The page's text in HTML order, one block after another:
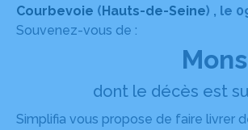
Courbevoie (Hauts-de-Seine) , le
Souvenez-vous de :
dont le décès est
Simplifia vous propose de faire livrer